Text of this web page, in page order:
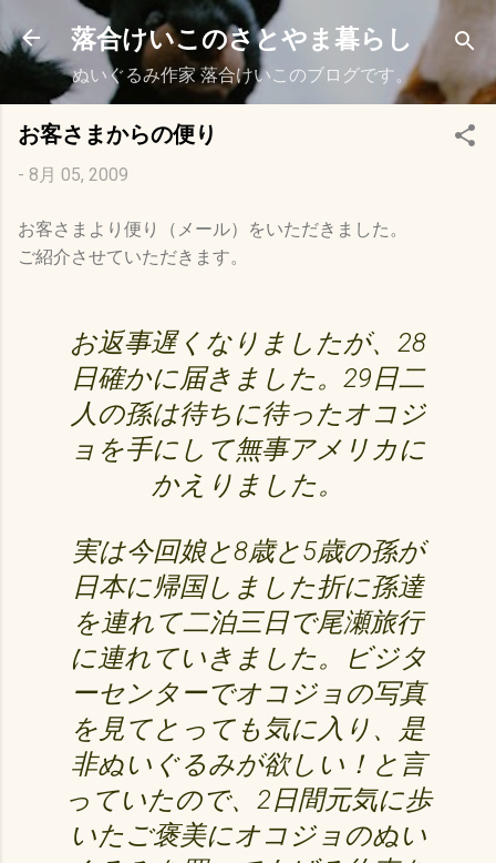
スキップしてメイン コンテンツに移動
落合けいこのさとやま暮らし
ぬいぐるみ作家 落合けいこのブログです。
お客さまからの便り
- 8月 05, 2009
お客さまより便り（メール）をいただきました。
ご紹介させていただきます。
お返事遅くなりましたが、28
日確かに届きました。29日二
人の孫は待ちに待ったオコジ
ョを手にして無事アメリカに
かえりました。
実は今回娘と8歳と5歳の孫が
日本に帰国しました折に孫達
を連れて二泊三日で尾瀬旅行
に連れていきました。ビジタ
ーセンターでオコジョの写真
を見てとっても気に入り、是
非ぬいぐるみが欲しい！と言
っていたので、2日間元気に歩
いたご褒美にオコジョのぬい